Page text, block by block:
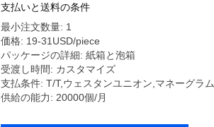
支払いと送料の条件
最小注文数量: 1
価格: 19-31USD/piece
パッケージの詳細: 紙箱と泡箱
受渡し時間: カスタマイズ
支払条件: T/T,ウェスタンユニオン,マネーグラム
供給の能力: 20000個/月